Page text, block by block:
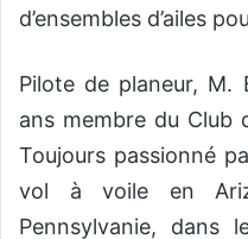
d’ensembles d’ailes
Pilote de planeur, M.
ans membre du Club
Toujours passionné
vol à voile en
Pennsylvanie, dans